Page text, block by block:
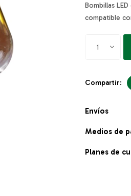
Bombillas
compatible
1
Envíos
Medios de
Planes de